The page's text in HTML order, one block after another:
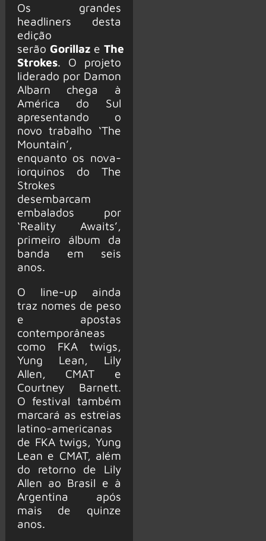
Os grandes
headliners desta
edição
serão Gorillaze The
Strokes. O projeto
liderado por Damon
Albarn chega à
América do Sul
apresentando o
novo trabalho ‘The
Mountain’,
enquanto os nova-
iorquinos do The
Strokes
desembarcam
embalados por
‘Reality Awaits’,
primeiro álbum da
banda em seis
anos.
O line-up ainda
traz nomes de peso
e apostas
contemporâneas
como FKA twigs,
Yung Lean, Lily
Allen, CMAT e
Courtney Barnett.
O festival também
marcará as estreias
latino-americanas
de FKA twigs, Yung
Lean e CMAT, além
do retorno de Lily
Allen ao Brasil e à
Argentina após
mais de quinze
anos.